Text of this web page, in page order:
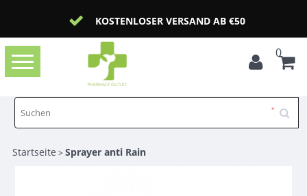
KOSTENLOSER VERSAND AB €50
Toggle
navigation
0
Startseite >Sprayer anti Rain